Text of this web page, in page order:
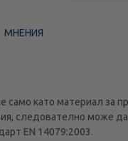
МНЕНИЯ
като материал за
следователно може
EN 14079:2003.